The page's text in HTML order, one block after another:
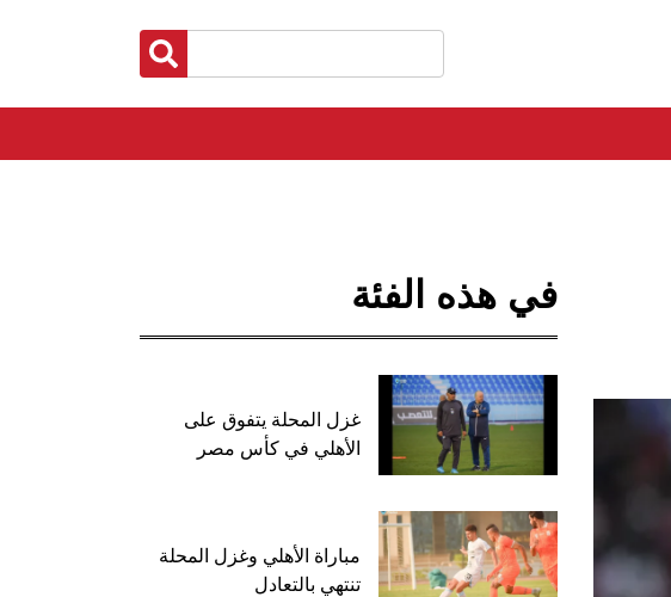
في هذه الفئة
غزل المحلة يتفوق على
الأهلي في كأس مصر
مباراة الأهلي وغزل المحلة
تنتهي بالتعادل